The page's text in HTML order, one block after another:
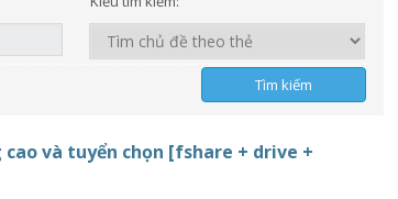
và tuyển chọn [fshare + drive +